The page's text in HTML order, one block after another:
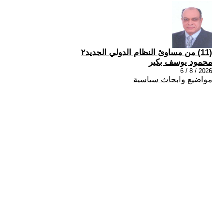
(11) من مساوئ النظام الدولي الجديد٢
محمود يوسف بكير
2026 / 8 / 6
مواضيع وابحاث سياسية